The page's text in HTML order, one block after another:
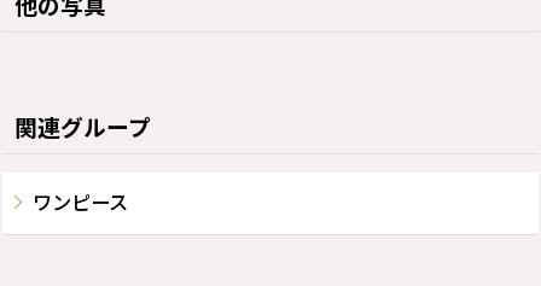
他の写真
関連グループ
ワンピース